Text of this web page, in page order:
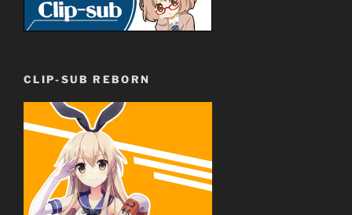
CLIP-SUB REBORN